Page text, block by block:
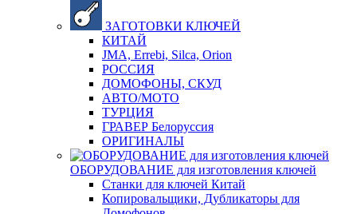
ЗАГОТОВКИ КЛЮЧЕЙ
КИТАЙ
JMA, Errebi, Silca, Orion
РОССИЯ
ДОМОФОНЫ, СКУД
ABTO/МОТО
ТУРЦИЯ
ГРАВЕР Белоруссия
ОРИГИНАЛЫ
ОБОРУДОВАНИЕ для изготовления ключей
Станки для ключей Китай
Копировальщики, Дубликаторы для